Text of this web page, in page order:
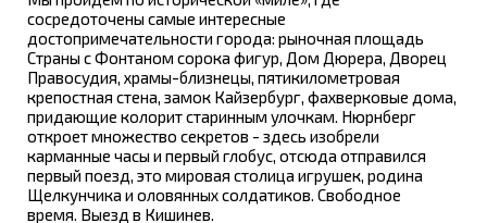
сосредоточены самые интересные
достопримечательности города: рыночная площадь
Страны с Фонтаном сорока фигур, Дом Дюрера, Дворец
Правосудия, храмы-близнецы, пятикилометровая
крепостная стена, замок Кайзербург, фахверковые дома,
придающие колорит старинным улочкам. Нюрнберг
откроет множество секретов - здесь изобрели
карманные часы и первый глобус, отсюда отправился
первый поезд, это мировая столица игрушек, родина
Щелкунчика и оловянных солдатиков. Свободное
время. Выезд в Кишинев.